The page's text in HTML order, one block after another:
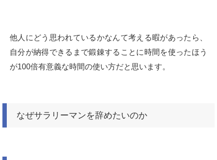
他人にどう思われているかなんて考える暇があったら、
自分が納得できるまで鍛錬することに時間を使ったほう
が100倍有意義な時間の使い方だと思います。
なぜサラリーマンを辞めたいのか